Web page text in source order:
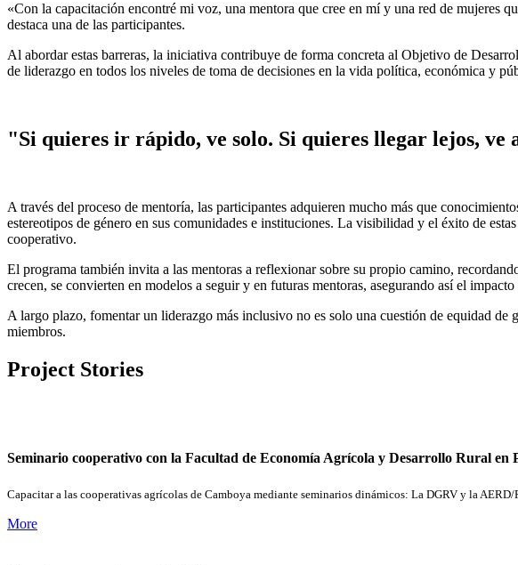
«Con la capacitación encontré mi voz, una mentora que cree en mí y una red de mujeres
destaca una de las participantes.
Al abordar estas barreras, la iniciativa contribuye de forma concreta al Objetivo de
de liderazgo en todos los niveles de toma de decisiones en la vida política, económica y
"Si quieres ir rápido, ve solo. Si quieres llegar lejos, ve
A través del proceso de mentoría, las participantes adquieren mucho más que
estereotipos de género en sus comunidades e instituciones. La visibilidad y el éxito de estas
cooperativo.
El programa también invita a las mentoras a reflexionar sobre su propio camino,
crecen, se convierten en modelos a seguir y en futuras mentoras, asegurando así el
A largo plazo, fomentar un liderazgo más inclusivo no es solo una cuestión de equidad
miembros.
Project Stories
Seminario cooperativo con la Facultad de Economía Agrícola y Desarrollo Rural en
Capacitar a las cooperativas agrícolas de Camboya mediante seminarios dinámicos: La DGRV y la
More